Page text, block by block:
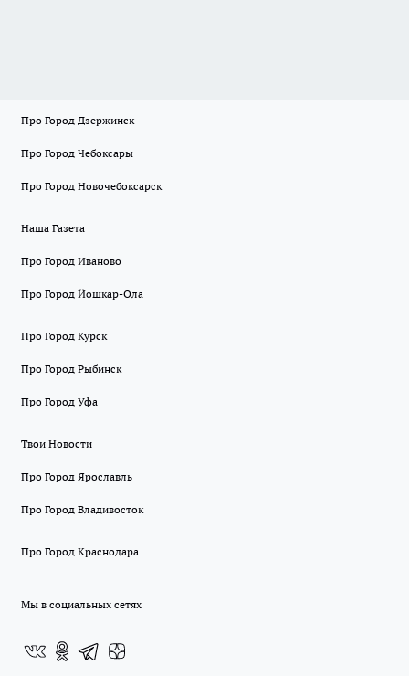
Про Город Дзержинск
Про Город Чебоксары
Про Город Новочебоксарск
Наша Газета
Про Город Иваново
Про Город Йошкар-Ола
Про Город Курск
Про Город Рыбинск
Про Город Уфа
Твои Новости
Про Город Ярославль
Про Город Владивосток
Про Город Краснодара
Мы в социальных сетях